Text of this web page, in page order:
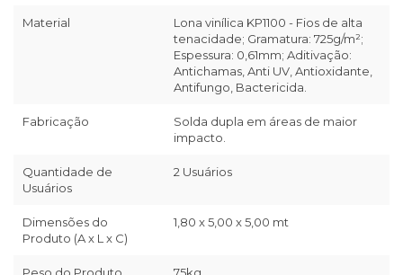
Material
Lona vinílica KP1100 - Fios de alta
tenacidade; Gramatura: 725g/m²;
Espessura: 0,61mm; Aditivação:
Antichamas, Anti UV, Antioxidante,
Antifungo, Bactericida.
Fabricação
Solda dupla em áreas de maior
impacto.
Quantidade de
Usuários
2 Usuários
Dimensões do
Produto (A x L x C)
1,80 x 5,00 x 5,00 mt